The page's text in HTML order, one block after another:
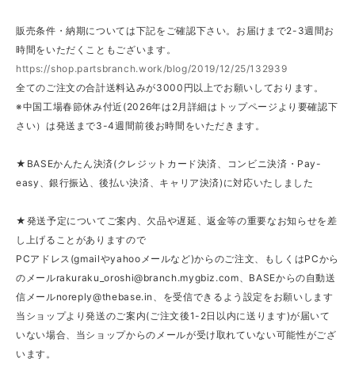
販売条件・納期については下記をご確認下さい。お届けまで2-3週間お
時間をいただくこともございます。
https://shop.partsbranch.work/blog/2019/12/25/132939
全てのご注文の合計送料込みが3000円以上でお願いしております。
※中国工場春節休み付近(2026年は2月詳細はトップページより要確認下
さい）は発送まで3-4週間前後お時間をいただきます。
★BASEかんたん決済(クレジットカード決済、コンビニ決済・Pay-
easy、銀行振込、後払い決済、キャリア決済)に対応いたしました
★発送予定についてご案内、欠品や遅延、返金等の重要なお知らせを差
し上げることがありますので
PCアドレス(gmailやyahooメールなど)からのご注文、もしくはPCから
のメールrakuraku_oroshi@branch.mygbiz.com、BASEからの自動送
信メールnoreply@thebase.in 、を受信できるよう設定をお願いします
当ショップより発送のご案内(ご注文後1-2日以内に送ります)が届いて
いない場合、当ショップからのメールが受け取れていない可能性がござ
います。